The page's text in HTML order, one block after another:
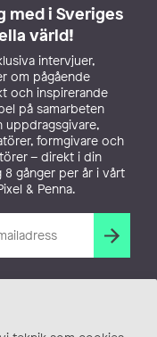
med i Sveriges
värld!
intervjuer,
om pågående
och inspirerande
på samarbeten
uppdragsgivare,
formgivare och
– direkt i din
8 gånger per år i vårt
& Penna.